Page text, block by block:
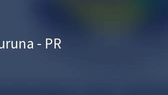
- PR